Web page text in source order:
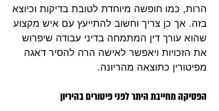
הרות, כמו חופשה מיוחדת לטובת בדיקות וכיוצא
בזה. אך כן צריך וחשוב להתייעץ עם איש מקצוע
שהוא עורך דין המתמחה בדיני עבודה שיפרוש
את הזכויות ויאפשר לאישה הרה להסיר דאגה
מפיטורין כתוצאה מהריונה.
הפסיקה מחייבת היתר לפני פיטורים בהיריון